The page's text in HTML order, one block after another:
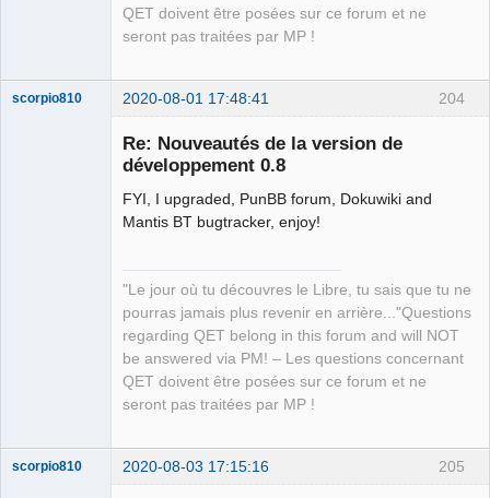
QET doivent être posées sur ce forum et ne
seront pas traitées par MP !
204
scorpio810 2020-08-01 17:48:41
Re: Nouveautés de la version de
développement 0.8
FYI, I upgraded, PunBB forum, Dokuwiki and
Mantis BT bugtracker, enjoy!
"Le jour où tu découvres le Libre, tu sais que tu ne
pourras jamais plus revenir en arrière..."Questions
regarding QET belong in this forum and will NOT
be answered via PM! – Les questions concernant
QET doivent être posées sur ce forum et ne
seront pas traitées par MP !
205
scorpio810 2020-08-03 17:15:16